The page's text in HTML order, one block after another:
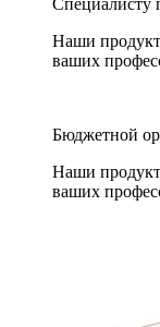
Специалисту
Наши
ваших
Бюджетной
Наши
ваших